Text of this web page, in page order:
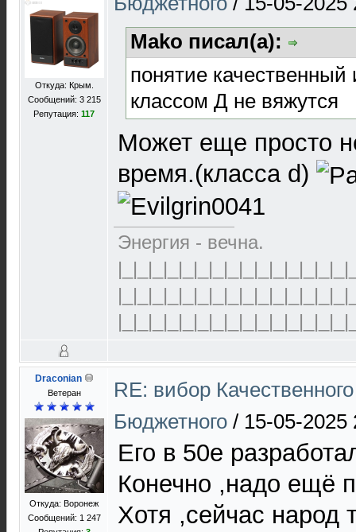
Откуда: Крым.
Сообщений: 3 215
Репутация: 117
Mako писал(а):
понятие
классом Д не вяжутся
Может еще просто
время.(класса d)
Энергия - вечна.
Draconian
Ветеран
Откуда: Воронеж
Сообщений: 1 247
RE: вибор
Бюджетного / 15-05-2025
Его в 50е
Конечно ,надо ещё
Хотя ,сейчас народ